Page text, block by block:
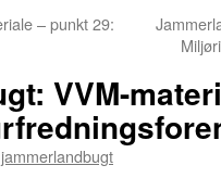
– punkt 29:
VVM-
jammerlandbugt